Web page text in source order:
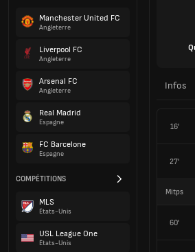
Manchester United FC
Angleterre
Liverpool FC
Angleterre
Arsenal FC
Angleterre
Real Madrid
Espagne
FC Barcelone
Espagne
COMPÉTITIONS
MLS
États-Unis
USL League One
États-Unis
Infos
16'
27'
Mitps
60'